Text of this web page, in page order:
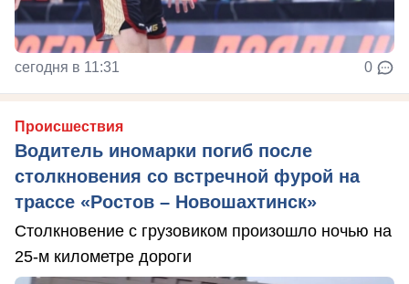
сегодня в 11:31 0
Происшествия
Водитель иномарки погиб после
столкновения со встречной фурой на
трассе «Ростов – Новошахтинск»
Столкновение с грузовиком произошло ночью на
25-м километре дороги